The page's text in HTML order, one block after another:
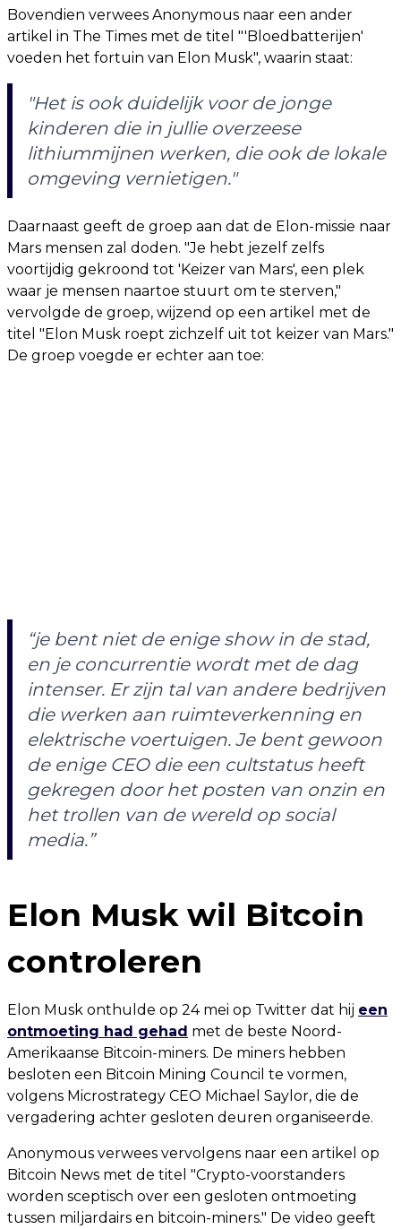
Bovendien verwees Anonymous naar een ander
artikel in The Times met de titel "'Bloedbatterijen'
voeden het fortuin van Elon Musk", waarin staat:
"Het is ook duidelijk voor de jonge
kinderen die in jullie overzeese
lithiummijnen werken, die ook de lokale
omgeving vernietigen."
Daarnaast geeft de groep aan dat de Elon-missie naar
Mars mensen zal doden. "Je hebt jezelf zelfs
voortijdig gekroond tot 'Keizer van Mars', een plek
waar je mensen naartoe stuurt om te sterven,"
vervolgde de groep, wijzend op een artikel met de
titel "Elon Musk roept zichzelf uit tot keizer van Mars."
De groep voegde er echter aan toe:
“je bent niet de enige show in de stad,
en je concurrentie wordt met de dag
intenser. Er zijn tal van andere bedrijven
die werken aan ruimteverkenning en
elektrische voertuigen. Je bent gewoon
de enige CEO die een cultstatus heeft
gekregen door het posten van onzin en
het trollen van de wereld op social
media.”
Elon Musk wil Bitcoin
controleren
Elon Musk onthulde op 24 mei op Twitter dat hij een
ontmoeting had gehad met de beste Noord-
Amerikaanse Bitcoin-miners. De miners hebben
besloten een Bitcoin Mining Council te vormen,
volgens Microstrategy CEO Michael Saylor, die de
vergadering achter gesloten deuren organiseerde.
Anonymous verwees vervolgens naar een artikel op
Bitcoin News met de titel "Crypto-voorstanders
worden sceptisch over een gesloten ontmoeting
tussen miljardairs en bitcoin-miners." De video geeft